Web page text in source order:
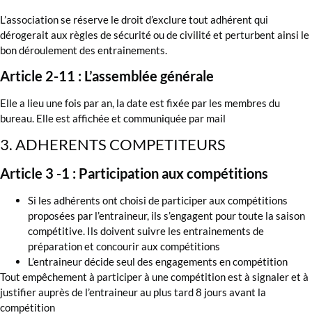
L’association se réserve le droit d’exclure tout adhérent qui
dérogerait aux règles de sécurité ou de civilité et perturbent ainsi le
bon déroulement des entrainements.
Article 2-11 : L’assemblée générale
Elle a lieu une fois par an, la date est fixée par les membres du
bureau. Elle est affichée et communiquée par mail
3. ADHERENTS COMPETITEURS
Article 3 -1 : Participation aux compétitions
Si les adhérents ont choisi de participer aux compétitions
proposées par l’entraineur, ils s’engagent pour toute la saison
compétitive. Ils doivent suivre les entrainements de
préparation et concourir aux compétitions
L’entraineur décide seul des engagements en compétition
Tout empêchement à participer à une compétition est à signaler et à
justifier auprès de l’entraineur au plus tard 8 jours avant la
compétition